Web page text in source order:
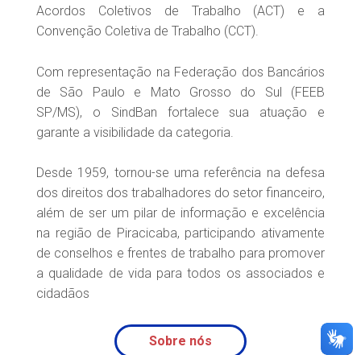
Acordos Coletivos de Trabalho (ACT) e a
Convenção Coletiva de Trabalho (CCT).
Com representação na Federação dos Bancários
de São Paulo e Mato Grosso do Sul (FEEB
SP/MS), o SindBan fortalece sua atuação e
garante a visibilidade da categoria.
Desde 1959, tornou-se uma referência na defesa
dos direitos dos trabalhadores do setor financeiro,
além de ser um pilar de informação e excelência
na região de Piracicaba, participando ativamente
de conselhos e frentes de trabalho para promover
a qualidade de vida para todos os associados e
cidadãos
Sobre nós